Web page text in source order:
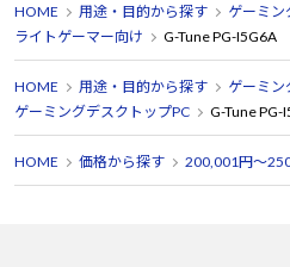
HOME 用途・目的から探す
ゲーミン
ライトゲーマー向け
G-Tune PG-I5G6A
HOME 用途・目的から探す
ゲーミン
ゲーミングデスクトップPC
G-Tune PG-
HOME 価格から探す 200,001円～